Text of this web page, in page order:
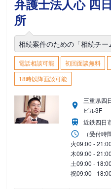
弁護士法人心 四
所
相続案件のための「相続チー
電話相談可能 初回面談無料
18時以降面談可能
三重県四
ビル3F
近鉄四日
（受付時
火09:00 - 21:00
木09:00 - 21:00
土09:00 - 18:00
祝09:00 - 18:00